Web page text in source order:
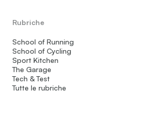
Rubriche
School of Running
School of Cycling
Sport Kitchen
The Garage
Tech & Test
Tutte le rubriche